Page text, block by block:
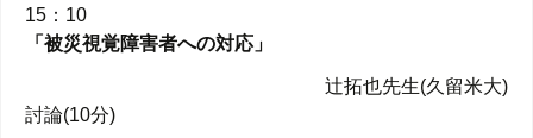
15：10
「被災視覚障害者への対応」
辻拓也先生(久留米大)
討論(10分)